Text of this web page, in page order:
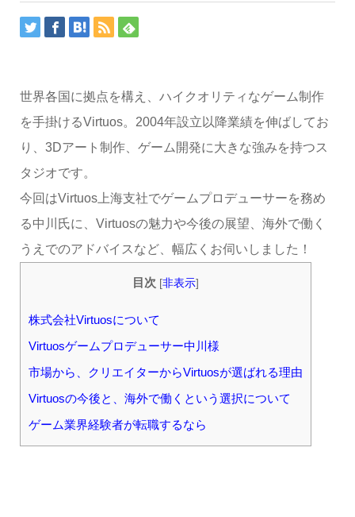
世界各国に拠点を構え、ハイクオリティなゲーム制作
を手掛けるVirtuos。2004年設立以降業績を伸ばしてお
り、3Dアート制作、ゲーム開発に大きな強みを持つス
タジオです。
今回はVirtuos上海支社でゲームプロデューサーを務め
る中川氏に、Virtuosの魅力や今後の展望、海外で働く
うえでのアドバイスなど、幅広くお伺いしました！
目次 [非表示]
株式会社Virtuosについて
Virtuosゲームプロデューサー中川様
市場から、クリエイターからVirtuosが選ばれる理由
Virtuosの今後と、海外で働くという選択について
ゲーム業界経験者が転職するなら